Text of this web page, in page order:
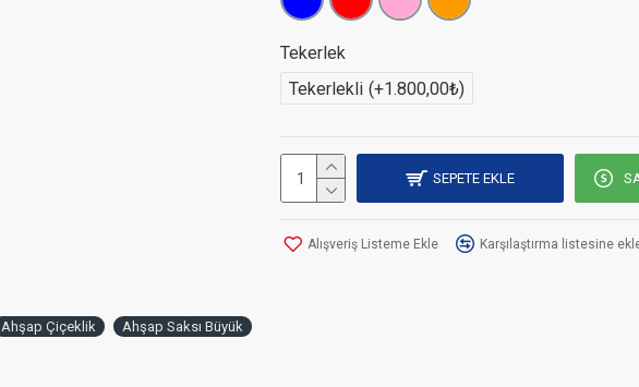
Tekerlek
Tekerlekli (+1.800,00₺)
SEPETE EKLE
Alışveriş Listeme Ekle Karşılaştırma listesine
Ahşap Çiçeklik Ahşap Saksı Büyük